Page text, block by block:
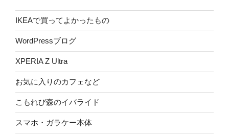
IKEAで買ってよかったもの
WordPressブログ
XPERIA Z Ultra
お気に入りのカフェなど
こもれび森のイバライド
スマホ・ガラケー本体